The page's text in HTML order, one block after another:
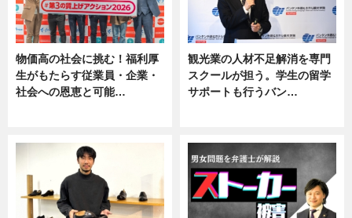
物価高の社会に挑む！福利厚
生がもたらす従業員・企業・
社会への恩恵と可能…
観光業の人材不足解消を専門
スクールが担う。学生の留学
サポートも行うバン…